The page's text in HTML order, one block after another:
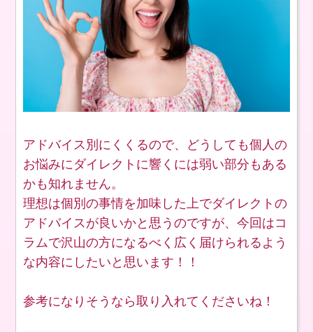
アドバイス別にくくるので、どうしても個人の
お悩みにダイレクトに響くには弱い部分もある
かも知れません。
理想は個別の事情を加味した上でダイレクトの
アドバイスが良いかと思うのですが、今回はコ
ラムで沢山の方になるべく広く届けられるよう
な内容にしたいと思います！！
参考になりそうなら取り入れてくださいね！